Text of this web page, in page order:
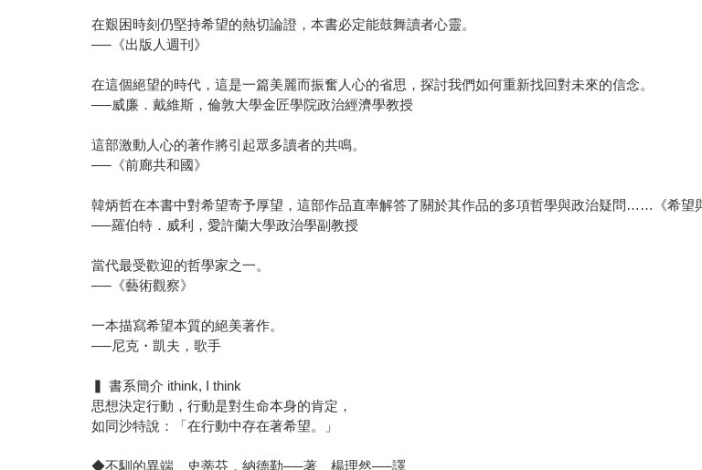
在艱困時刻仍堅持希望的熱切論證，本書必定能鼓舞讀者心靈。
──《出版人週刊》
在這個絕望的時代，這是一篇美麗而振奮人心的省思，探討我們如何重新找回對未來的信念。
──威廉．戴維斯，倫敦大學金匠學院政治經濟學教授
這部激動人心的著作將引起眾多讀者的共鳴。
──《前廊共和國》
韓炳哲在本書中對希望寄予厚望，這部作品直率解答了關於其作品的多項哲學與政治疑問……《希望
──羅伯特．威利，愛許蘭大學政治學副教授
當代最受歡迎的哲學家之一。
──《藝術觀察》
一本描寫希望本質的絕美著作。
──尼克・凱夫，歌手
▍ 書系簡介 ithink, I think
思想決定行動，行動是對生命本身的肯定，
如同沙特說：「在行動中存在著希望。」
◆不馴的異端 史蒂芬．納德勒──著 楊理然──譯